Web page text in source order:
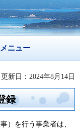
メニュー
更新日：2024年8月14日
録
）を行う事業者は、